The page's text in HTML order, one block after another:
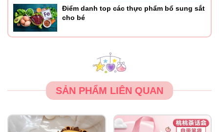
Điểm danh top các thực phẩm bổ sung sắt
cho bé
SẢN PHẨM LIÊN QUAN